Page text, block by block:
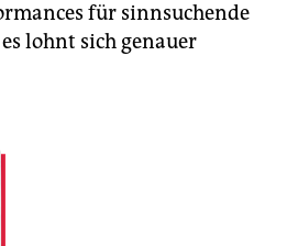
für sinnsuchende
lohnt sich genauer